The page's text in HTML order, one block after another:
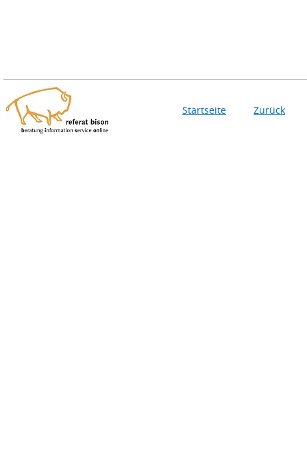
Startseite Zurück